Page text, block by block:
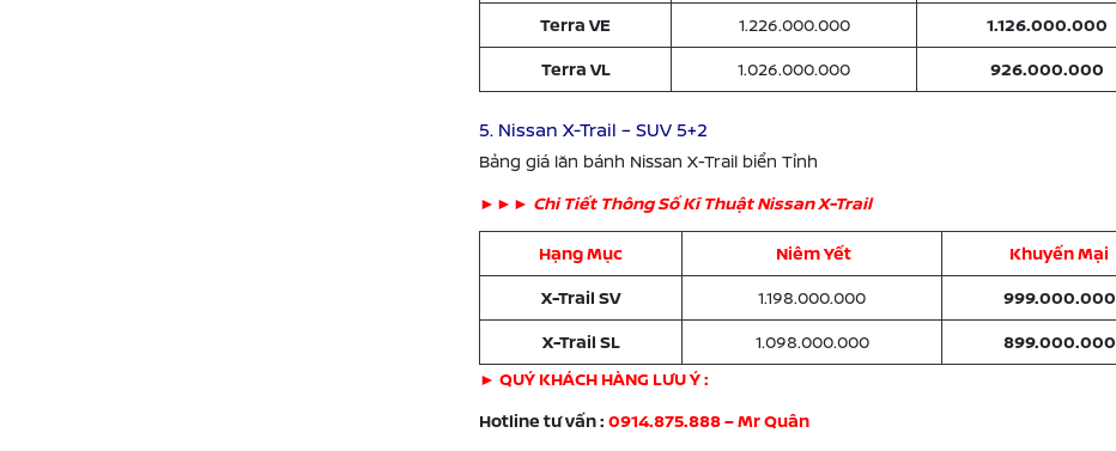
Terra VE 1.226.000.000 1.126.000.000
Terra VL 1.026.000.000 926.000.000
5. Nissan X-Trail – SUV 5+2
Bảng giá lăn bánh Nissan X-Trail biển Tỉnh
► ► ► Chi Tiết Thông Số Kĩ Thuật Nissan X-Trail
Hạng Mục Niêm Yết Khuyến Mại
X-Trail SV 1.198.000.000 999.000.000
X-Trail SL 1.098.000.000 899.000.000
► QUÝ KHÁCH HÀNG LƯU Ý :
Hotline tư vấn : 0914.875.888 – Mr Quân